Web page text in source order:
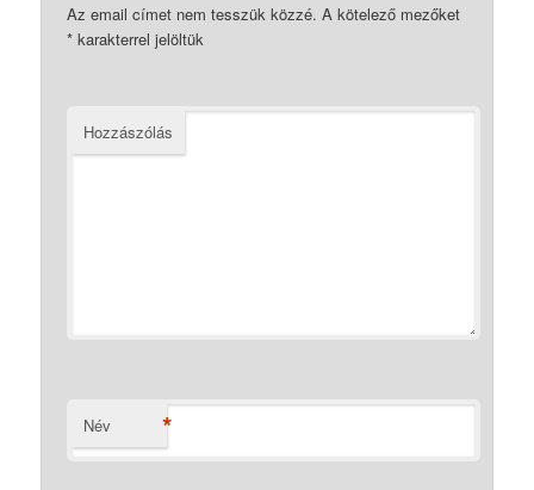
Az email címet nem tesszük közzé. A kötelező mezőket
* karakterrel jelöltük
Hozzászólás
Név *